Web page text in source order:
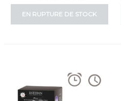
EN RUPTURE DE STOCK